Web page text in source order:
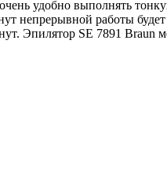
удобно выполнять
непрерывной работы
Эпилятор SE 7891 Braun